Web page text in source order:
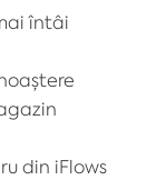
întâi
din iFlows